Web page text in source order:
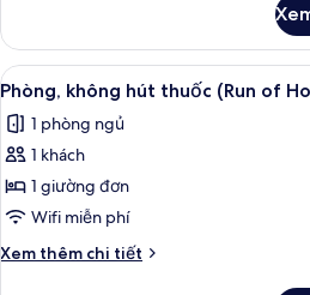
thuốc
(Collaboration
with
JAL,
Onsen
ticket)
Phòng
giường
Superior,
không
thuốc
(Collaboration
JAL,
Xem
tất
cả
ảnh
Phòng,
không
hút
thuốc
2
Phòng, không hút thuốc (Run of
1 phòng ngủ
1 khách
1 giường đơn
Wifi miễn phí
Xem thêm chi tiết
Chi